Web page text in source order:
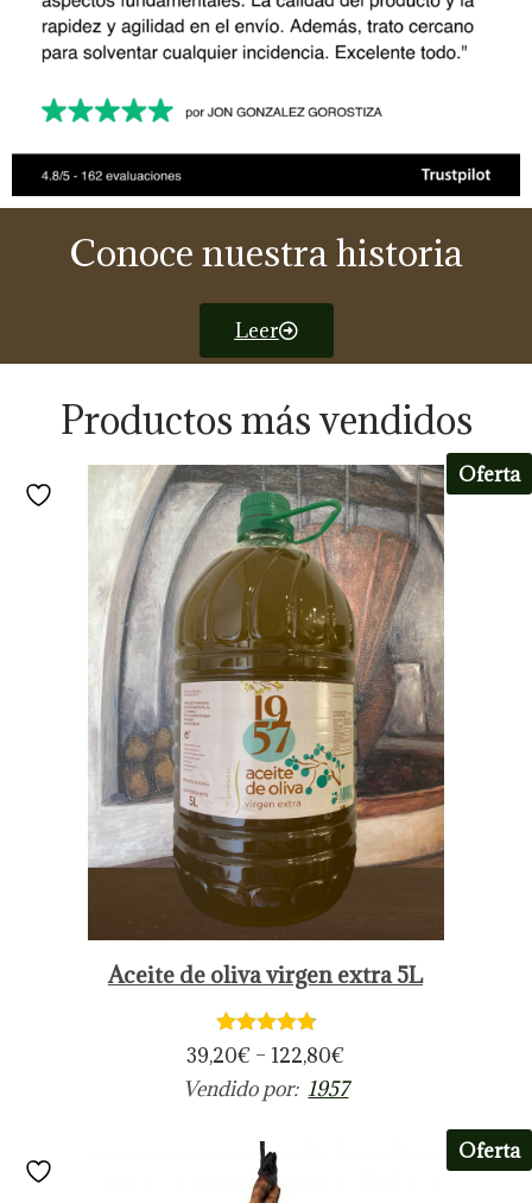
Conoce nuestra historia
Leer
Productos más vendidos
Oferta
Aceite de oliva virgen extra 5L
39,20€ – 122,80€
Vendido por: 1957
Oferta